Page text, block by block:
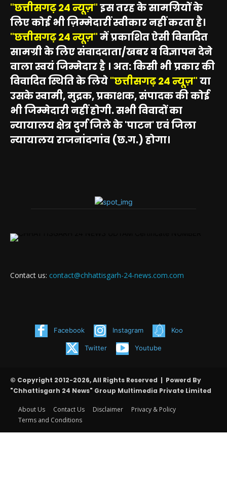
"छत्तीसगढ़ 24 न्यूज़"इस तरह के सामग्रियों के
लिए कोई भी ज़िम्मेदारीं स्वीकार नहीं करता है।
"छत्तीसगढ़ 24 न्यूज़"में प्रकाशित ऐसी विवादित
सामग्री के लिए संवाददाता/खबर व विज्ञापन देने
वाला स्वयं जिम्मेदार है । अत: किसी भी प्रकार की
विवादित स्थिति के लिये"छत्तीसगढ़ 24 न्यूज़"या
उसके स्वामी, मुद्रक, प्रकाशक, संपादक की कोई
भी जिम्मेदारी नहीं होगी. सभी विवादों का
न्यायालय क्षेत्र दुर्ग जिले के 'पाटन' एवं जिला
न्यायालय राजनांदगांव (छ.ग.) होगा।
Contact us: contact@chhattisgarh-24-news.com.com
Facebook Instagram Koo
Twitter Youtube
© Copyright 2012-2026, All Rights Reserved | Powerd By
"Chhattisgarh 24 News" Group Multimedia Private Limited
About Us Contact Us Disclaimer
Privacy & Policy
Terms and Conditions